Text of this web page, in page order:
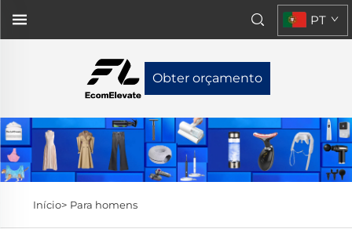
Obter orçamento
PT
Início> Para homens